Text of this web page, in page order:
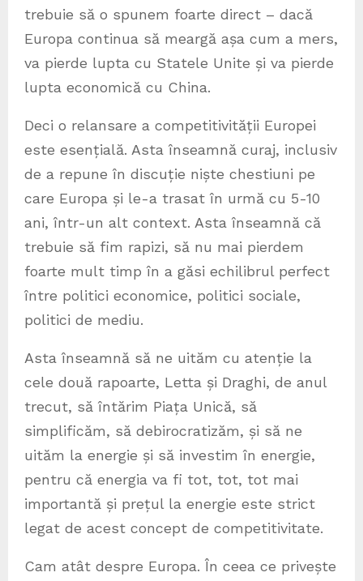
trebuie să o spunem foarte direct – dacă
Europa continua să meargă așa cum a mers,
va pierde lupta cu Statele Unite și va pierde
lupta economică cu China.
Deci o relansare a competitivității Europei
este esențială. Asta înseamnă curaj, inclusiv
de a repune în discuție niște chestiuni pe
care Europa și le-a trasat în urmă cu 5-10
ani, într-un alt context. Asta înseamnă că
trebuie să fim rapizi, să nu mai pierdem
foarte mult timp în a găsi echilibrul perfect
între politici economice, politici sociale,
politici de mediu.
Asta înseamnă să ne uităm cu atenție la
cele două rapoarte, Letta și Draghi, de anul
trecut, să întărim Piața Unică, să
simplificăm, să debirocratizăm, și să ne
uităm la energie și să investim în energie,
pentru că energia va fi tot, tot, tot mai
importantă și prețul la energie este strict
legat de acest concept de competitivitate.
Cam atât despre Europa. În ceea ce privește